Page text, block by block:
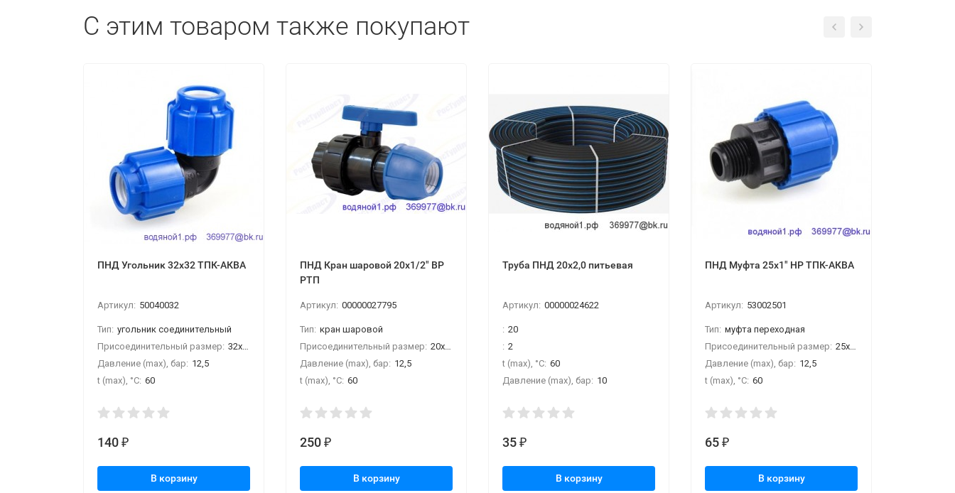
C этим товаром также покупают
ПНД Угольник 32х32 ТПК-АКВА
Артикул: 50040032
Тип: угольник соединительный
Присоединительный размер: 32х32
Давление (max), бар: 12,5
t (max), °С: 60
140 ₽
В корзину
ПНД Кран шаровой 20х1/2" ВР
РТП
Артикул: 00000027795
Тип: кран шаровой
Присоединительный размер: 20х1/2"ВР
Давление (max), бар: 12,5
t (max), °С: 60
250 ₽
В корзину
Труба ПНД 20х2,0 питьевая
Артикул: 00000024622
: 20
: 2
t (max), °С: 60
Давление (max), бар: 10
35 ₽
В корзину
ПНД Муфта 25х1" НР ТПК-АКВА
Артикул: 53002501
Тип: муфта переходная
Присоединительный размер: 25х1" НР
Давление (max), бар: 12,5
t (max), °С: 60
65 ₽
В корзину